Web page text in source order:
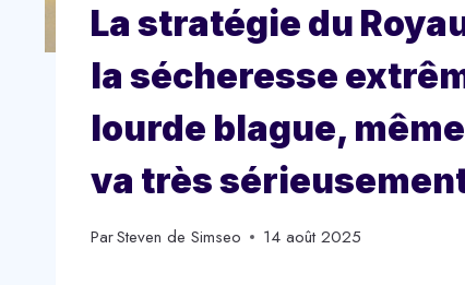
La stratégie du
la sécheresse
lourde blague,
va très
ParSteven de Simseo 14 août 2025